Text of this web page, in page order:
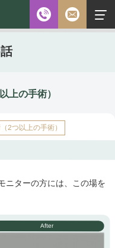
お電話
い。
メールフォーム
上の手術）
2つ以上の手術）
ニターの方には、この場を
After